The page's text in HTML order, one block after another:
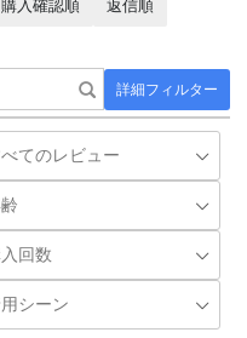
詳細フィルター
購入確認順 返信順